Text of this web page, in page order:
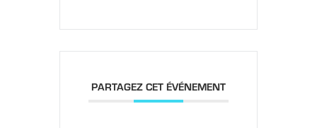
PARTAGEZ CET ÉVÉNEMENT